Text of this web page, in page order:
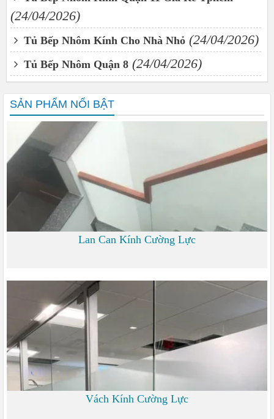
(24/04/2026)
Tủ Bếp Nhôm Kính Cho Nhà Nhỏ (24/04/2026)
Tủ Bếp Nhôm Quận 8 (24/04/2026)
SẢN PHẨM NỔI BẬT
Lan Can Kính Cường Lực
Vách Kính Cường Lực